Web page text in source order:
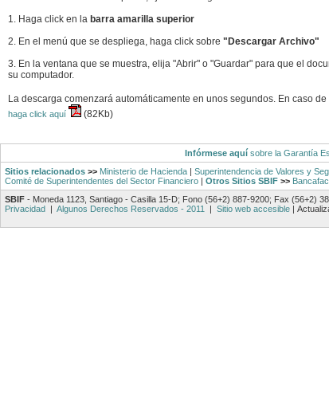
1. Haga click en la barra amarilla superior
2. En el menú que se despliega, haga click sobre "Descargar Archivo"
3. En la ventana que se muestra, elija "Abrir" o "Guardar" para que el
su computador.
La descarga comenzará automáticamente en unos segundos. En caso
haga click aquí (82Kb)
Infórmese aquísobre la Garantía
Sitios relacionados >> Ministerio de Hacienda | Superintendencia de Valores y
Comité de Superintendentes del Sector Financiero | Otros Sitios SBIF >>
SBIF - Moneda 1123, Santiago - Casilla 15-D; Fono (56+2) 887-9200; Fax (56+2)
Privacidad | Algunos Derechos Reservados - 2011 | Sitio web accesible |